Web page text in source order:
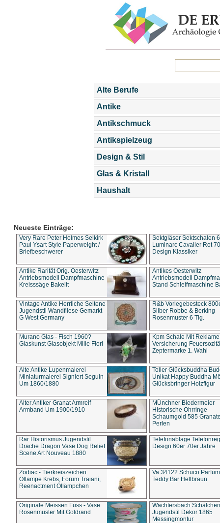
Alte Berufe
Antike
Antikschmuck
Antikspielzeug
Design & Stil
Glas & Kristall
Haushalt
Neueste Einträge:
Very Rare Peter Holmes Selkirk
Paul Ysart Style Paperweight /
Briefbeschwerer
Sektgläser Sektschalen
Luminarc Cavalier Rot
Design Klassiker
Antike Rarität Orig. Oesterwitz
Antriebsmodell Dampfmaschine
Kreisssäge Bakelit
Antikes Oesterwitz
Antriebsmodell
Stand Schleifmaschine
Vintage Antike Herrliche Seltene
Jugendstil Wandfliese Gemarkt
G West Germany
R&b Vorlegebesteck
Silber Robbe & Berking
Rosenmuster 6 Tlg.
Murano Glas - Fisch 1960?
Glaskunst Glasobjekt Mille Fiori
Kpm Schale Mit Reklame
Versicherung
Zeptermarke 1. Wahl
Alte Antike Lupenmalerei
Miniaturmalerei Signiert Seguin
Um 1860/1880
Toller Glücksbuddha
Unikat Happy Buddha
Glücksbringer Holzfigur
Alter Antiker Granat Armreif
Armband Um 1900/1910
MÜnchner Biedermeier
Historische Ohrringe
Schaumgold 585
Perlen
Rar Historismus Jugendstil
Drache Dragon Vase Dog Relief
Scene Art Nouveau 1880
Telefonablage
Design 60er 70er Jahre
Zodiac - Tierkreiszeichen
Öllampe Krebs, Forum Traiani,
Reenactment Öllämpchen
Va 34122 Schuco
Teddy Bär Hellbraun
Originale Meissen Fuss - Vase
Rosenmuster Mit Goldrand
Wächtersbach Schälchen
Jugendstil Dekor 1865
Messingmontur